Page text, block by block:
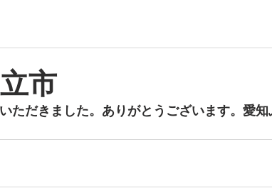
市
ただきました。ありがとうございます。愛